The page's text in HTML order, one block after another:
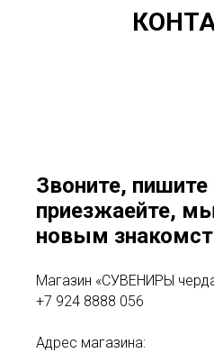
Звоните, пишите
приезжаейте,
новым
Магазин «СУВЕНИРЫ
+7 924 8888 056
Адрес магазина: